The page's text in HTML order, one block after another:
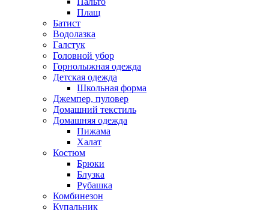
Плащ
Батист
Водолазка
Галстук
Головной убор
Горнолыжная одежда
Детская одежда
Школьная форма
Джемпер, пуловер
Домашний текстиль
Домашняя одежда
Пижама
Халат
Костюм
Брюки
Блузка
Рубашка
Комбинезон
Купальник